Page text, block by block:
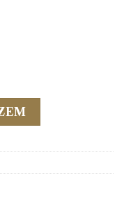
50db/cs mennyiség